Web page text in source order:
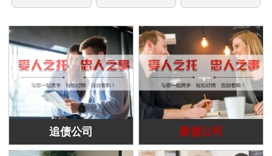
追债公司 要债公司